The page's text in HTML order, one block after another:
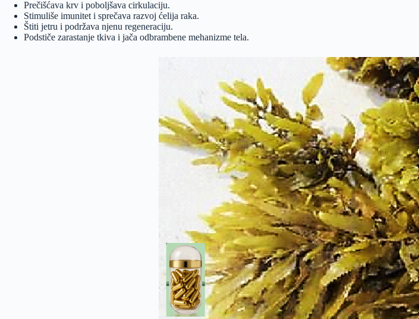
Prečišćava krv i poboljšava cirkulaciju.
Stimuliše imunitet i sprečava razvoj ćelija raka.
Štiti jetru i podržava njenu regeneraciju.
Podstiče zarastanje tkiva i jača odbrambene mehanizme tela.